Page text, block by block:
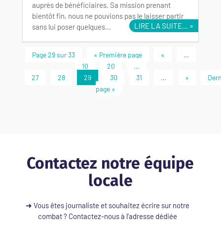
auprès de bénéficiaires. Sa mission prenant
bientôt fin, nous ne pouvions pas le laisser partir
sans lui poser quelques...
LIRE LA SUITE...
Page 29 sur 33 « Première page «
…
10
20
…
27
28 29 30 31 … »
page »
Contactez notre équipe
locale
➜ Vous êtes journaliste et souhaitez écrire sur notre
combat ? Contactez-nous à l'adresse dédiée